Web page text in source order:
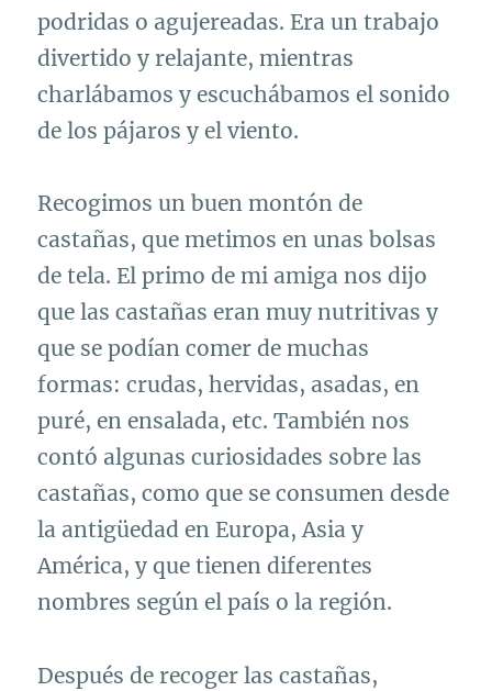
podridas o agujereadas. Era un trabajo
divertido y relajante, mientras
charlábamos y escuchábamos el sonido
de los pájaros y el viento.
Recogimos un buen montón de
castañas, que metimos en unas bolsas
de tela. El primo de mi amiga nos dijo
que las castañas eran muy nutritivas y
que se podían comer de muchas
formas: crudas, hervidas, asadas, en
puré, en ensalada, etc. También nos
contó algunas curiosidades sobre las
castañas, como que se consumen desde
la antigüedad en Europa, Asia y
América, y que tienen diferentes
nombres según el país o la región.
Después de recoger las castañas,